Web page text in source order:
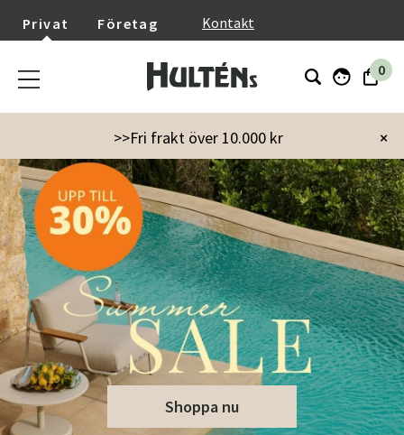
Privat Företag Kontakt
0
×
>>Fri frakt över 10.000 kr
Shoppa nu